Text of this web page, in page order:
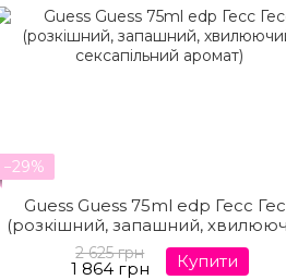
−29%
Guess Guess 75ml edp Гесс
(розкішний, запашний,
сексапільний аромат)
2 625 грн
1 864 грн Купити